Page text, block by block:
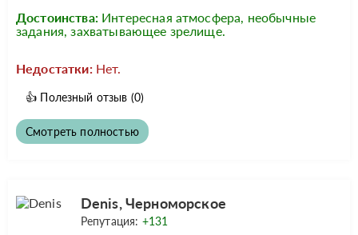
Достоинства: Интересная атмосфера, необычные
задания, захватывающее зрелище.
Недостатки: Нет.
👍 Полезный отзыв (0)
Смотреть полностью
Denis, Черноморское
Репутация: +131